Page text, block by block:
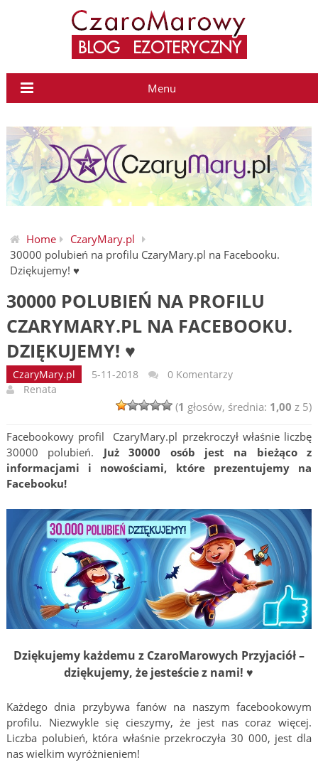
Menu
Home
CzaryMary.pl
30000 polubień na profilu CzaryMary.pl na Facebooku.
Dziękujemy! ♥
30000 POLUBIEŃ NA PROFILU
CZARYMARY.PL NA FACEBOOKU.
DZIĘKUJEMY! ♥
CzaryMary.pl 5-11-2018
0 Komentarzy
Renata
(1 głosów, średnia: 1,00 z 5)
Facebookowy profil CzaryMary.pl przekroczył właśnie liczbę
30000 polubień. Już 30000 osób jest na bieżąco z
informacjami i nowościami, które prezentujemy na
Facebooku!
Dziękujemy każdemu z CzaroMarowych Przyjaciół –
dziękujemy, że jesteście z nami! ♥
Każdego dnia przybywa fanów na naszym facebookowym
profilu. Niezwykle się cieszymy, że jest nas coraz więcej.
Liczba polubień, która właśnie przekroczyła 30 000, jest dla
nas wielkim wyróżnieniem!